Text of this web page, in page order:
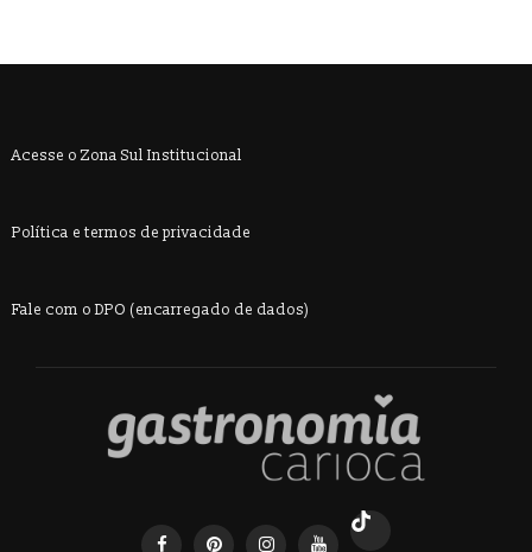
Acesse o Zona Sul Institucional
Política e termos de privacidade
Fale com o DPO (encarregado de dados)